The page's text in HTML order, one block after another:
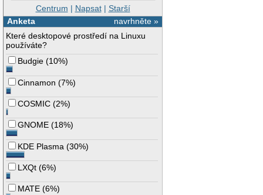
Centrum | Napsat| Starší
navrhněte »
Anketa
Které desktopové prostředí na Linuxu
používáte?
Budgie (10%)
Cinnamon (7%)
COSMIC (2%)
GNOME (18%)
KDE Plasma (30%)
LXQt (6%)
MATE (6%)